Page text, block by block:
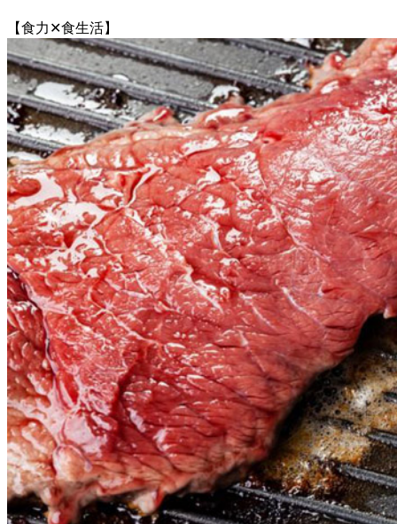
【食力✕食生活】